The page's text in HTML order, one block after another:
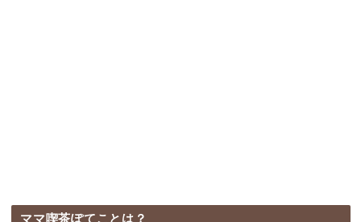
ママ喫茶ぽてことは？